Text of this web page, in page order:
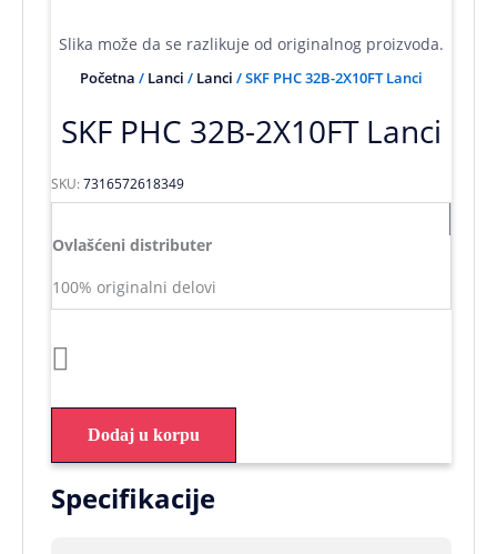
Slika može da se razlikuje od originalnog proizvoda.
Početna / Lanci / Lanci / SKF PHC 32B-2X10FT Lanci
SKF PHC 32B-2X10FT Lanci
SKU:7316572618349
Ovlašćeni distributer
100% originalni delovi
Dodaj u korpu
Specifikacije